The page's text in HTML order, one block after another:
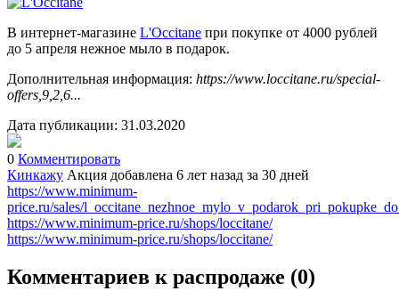
В интернет-магазине L'Occitane при покупке от 4000 рублей
до 5 апреля нежное мыло в подарок.
Дополнительная информация: https://www.loccitane.ru/special-
offers,9,2,6...
Дата публикации: 31.03.2020
0 Комментировать
Кинкажу Акция добавлена 6 лет назад за 30 дней
https://www.minimum-
price.ru/sales/
https://www.minimum-price.ru/shops/loccitane/
https://www.minimum-price.ru/shops/loccitane/
Комментариев к распродаже (0)